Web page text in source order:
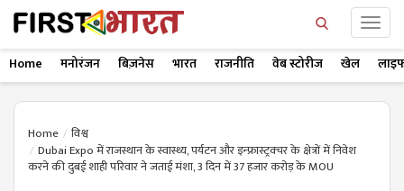
Home मनोरंजन बिज़नेस भारत राजनीति वेब स्टोरीज खेल
Home
विश्व
Dubai Expo में राजस्थान के स्वास्थ्य, पर्यटन और इन्फ्रास्ट्रक्चर के क्षेत्रों में निवेश
करने की दुबई शाही परिवार ने जताई मंशा, 3 दिन में 37 हजार करोड़ के MOU